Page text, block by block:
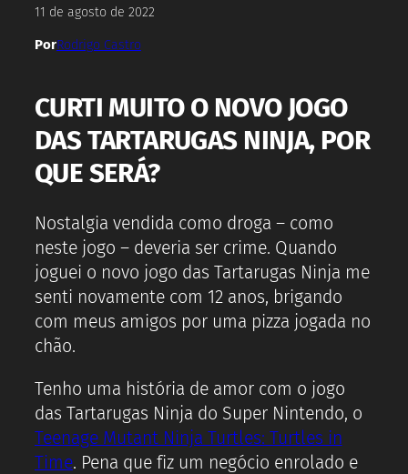
11 de agosto de 2022
PorRodrigo Castro
CURTI MUITO O NOVO JOGO
DAS TARTARUGAS NINJA, POR
QUE SERÁ?
Nostalgia vendida como droga – como
neste jogo – deveria ser crime. Quando
joguei o novo jogo das Tartarugas Ninja me
senti novamente com 12 anos, brigando
com meus amigos por uma pizza jogada no
chão.
Tenho uma história de amor com o jogo
das Tartarugas Ninja do Super Nintendo, o
Teenage Mutant Ninja Turtles: Turtles in
Time. Pena que fiz um negócio enrolado e